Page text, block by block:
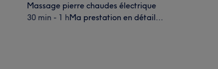
Massage pierre chaudes électrique
30 min - 1 hMa prestation en détail...